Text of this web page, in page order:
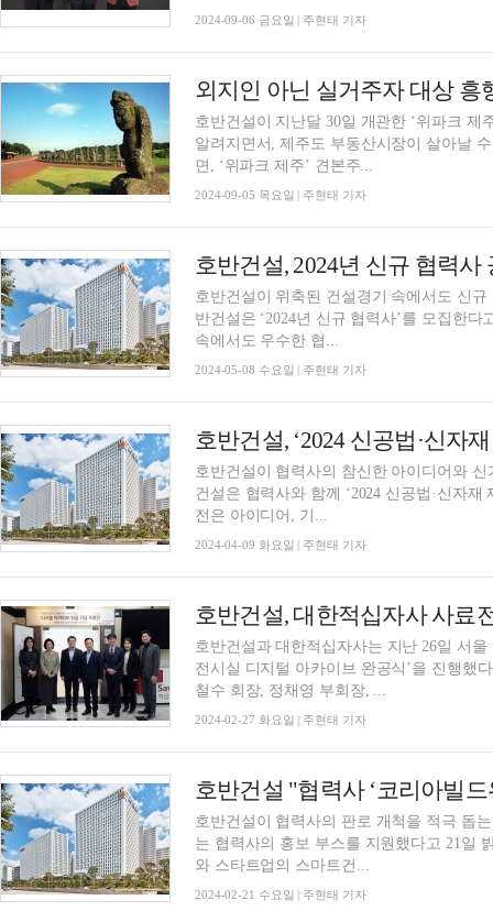
2024-09-06 금요일 | 주현태 기자
호반건설이 지난달 30일 개관한 ‘위파크 제
알려지면서, 제주도 부동산시장이 살아날
면, ‘위파크 제주’ 견본주...
2024-09-05 목요일 | 주현태 기자
호반건설, 2024년 신규 협력
호반건설이 위축된 건설경기 속에서도 신규
반건설은 ‘2024년 신규 협력사’를 모집한
속에서도 우수한 협...
2024-05-08 수요일 | 주현태 기자
호반건설, ‘2024 신공법·신자
호반건설이 협력사의 참신한 아이디어와 신
건설은 협력사와 함께 ‘2024 신공법·신자
전은 아이디어, 기...
2024-04-09 화요일 | 주현태 기자
호반건설, 대한적십자사 사료
호반건설과 대한적십자사는 지난 26일 서
전시실 디지털 아카이브 완공식’을 진행했
철수 회장, 정채영 부회장, ...
2024-02-27 화요일 | 주현태 기자
호반건설 "협력사 ‘코리아빌
호반건설이 협력사의 판로 개척을 적극 돕는다. 호반건설은 ‘2024 코리아빌드위크’에
는 협력사의 홍보 부스를 지원했다고 21일
와 스타트업의 스마트건...
2024-02-21 수요일 | 주현태 기자